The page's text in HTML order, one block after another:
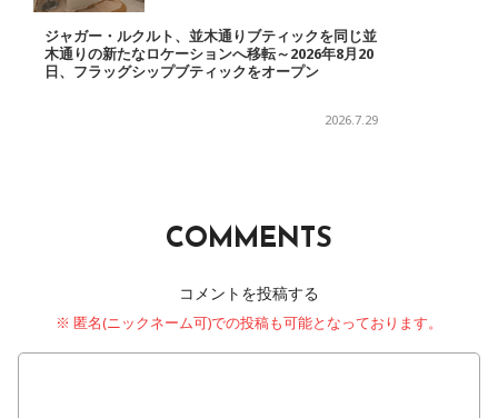
ジャガー・ルクルト、並木通りブティックを同じ並
木通りの新たなロケーションへ移転～2026年8月20
日、フラッグシップブティックをオープン
2026.7.29
COMMENTS
コメントを投稿する
※ 匿名(ニックネーム可)での投稿も可能となっております。